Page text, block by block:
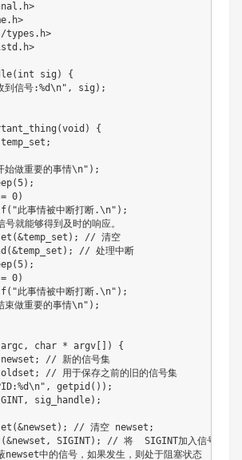
types.h>
sig) {
号:%d\n", sig);
{
重要的事情\n");
0)
情被中断打断.\n");
能够得到及时的响应。
// 清空
// 处理中断
0)
情被中断打断.\n");
重要的事情\n");
char * argv[]) {
// 新的信号集
// 用于保存之前的旧的信号集
getpid());
sig_handle);
// 清空 newset;
SIGINT); // 将  SIGINT加入信号集合
中的信号，如果发生，则处于阻塞状态